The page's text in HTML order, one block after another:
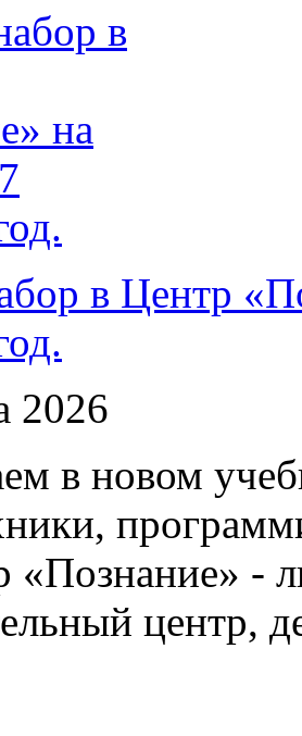
в Центр
2026
в новом
«Познание» -
центр,